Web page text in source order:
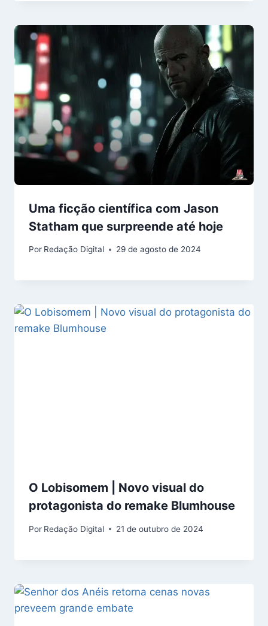
Uma ficção científica com Jason
Statham que surpreende até hoje
Por Redação Digital 29 de agosto de 2024
O Lobisomem | Novo visual do
protagonista do remake Blumhouse
Por Redação Digital 21 de outubro de 2024